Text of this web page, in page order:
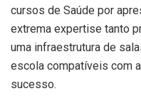
cursos de Saúde por
extrema expertise tanto
uma infraestrutura de
escola compatíveis com
sucesso.